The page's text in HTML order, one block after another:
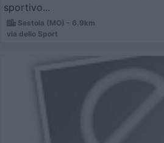
sportivo...
Sestola (MO) - 6.9km
via dello Sport